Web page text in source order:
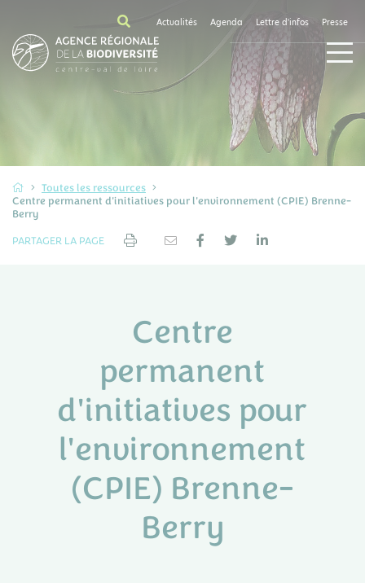
Actualités Agenda Lettre d'infos Presse
Toutes les ressources
Centre permanent d'initiatives pour l'environnement (CPIE) Brenne-
Berry
PARTAGER LA PAGE
Centre
permanent
d'initiatives pour
l'environnement
(CPIE) Brenne-
Berry